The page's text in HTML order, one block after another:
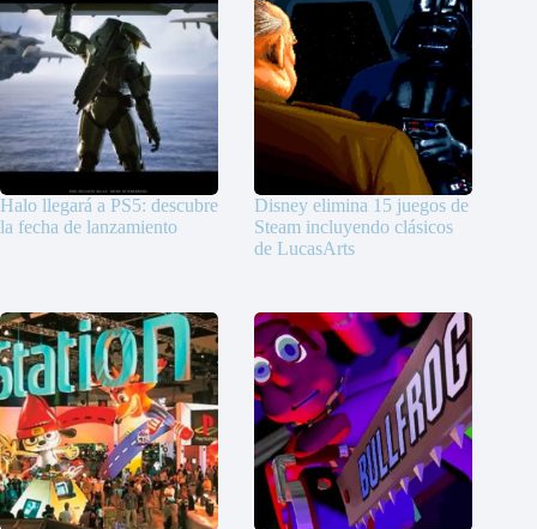
Halo llegará a PS5: descubre
la fecha de lanzamiento
Disney elimina 15 juegos de
Steam incluyendo clásicos
de LucasArts